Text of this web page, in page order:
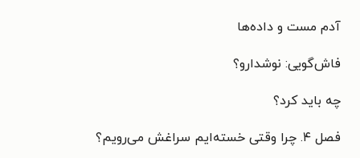
آدم مست و داده‌ها
فاش‌گویی: نوشدارو؟
چه باید کرد؟
فصل ۴. چرا وقتی خسته‌ایم سراغش می‌رویم؟